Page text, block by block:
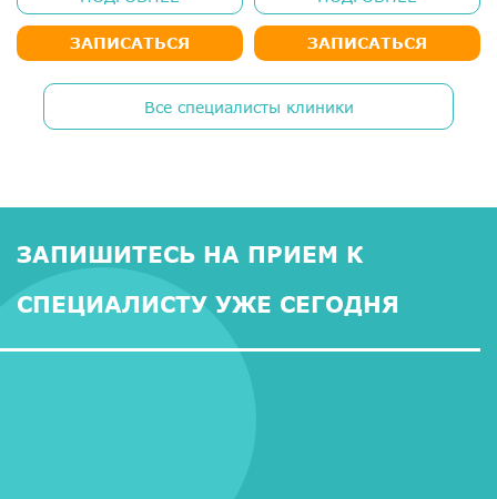
ЗАПИСАТЬСЯ ЗАПИСАТЬСЯ
Все специалисты клиники
ЗАПИШИТЕСЬ НА ПРИЕМ К
СПЕЦИАЛИСТУ УЖЕ СЕГОДНЯ